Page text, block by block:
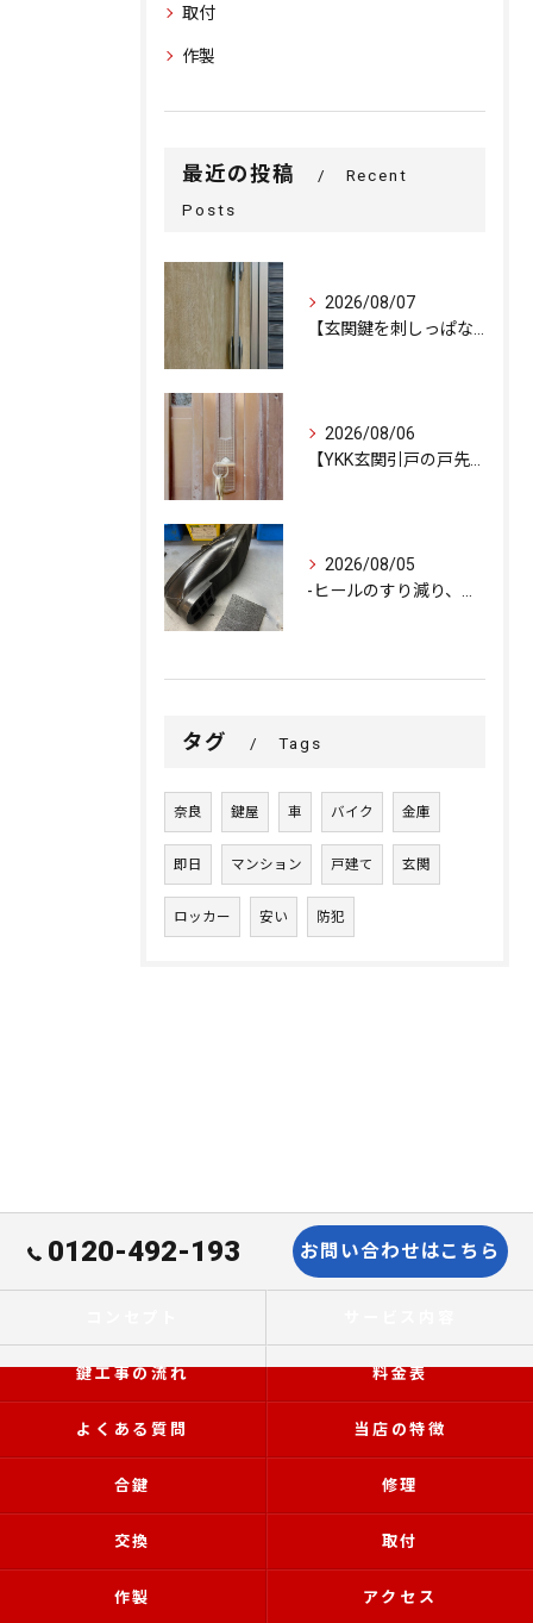
取付
作製
最近の投稿
Recent
Posts
2026/08/07
2026/08/06
2026/08/05
タグ Tags
奈良 鍵屋 車 バイク 金庫
即日 マンション 戸建て 玄関
ロッカー 安い 防犯
0120-492-193 お問い合わせはこちら
鍵工事の流れ 料金表
よくある質問 当店の特徴
合鍵 修理
交換 取付
作製 アクセス